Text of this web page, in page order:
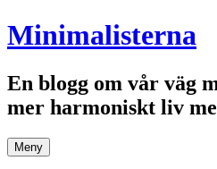
Hoppa
till
Minimalisterna
En blogg om vår väg
mer harmoniskt liv
Meny